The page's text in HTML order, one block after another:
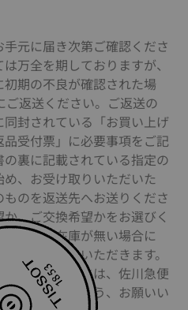
元に届き次第ご確認くださ
万全を期しておりますが、
期の不良が確認された場
返送ください。ご返送の
封されている「お買い上げ
受付票」に必要事項をご記
裏に記載されている指定の
、お受け取りいただいた
のを返送先へお送りくださ
、ご交換希望かをお選びく
商品の在庫が無い場合に
応とさせていただきます。
ご返送の際には、佐川急便
ただけますよう、お願いい